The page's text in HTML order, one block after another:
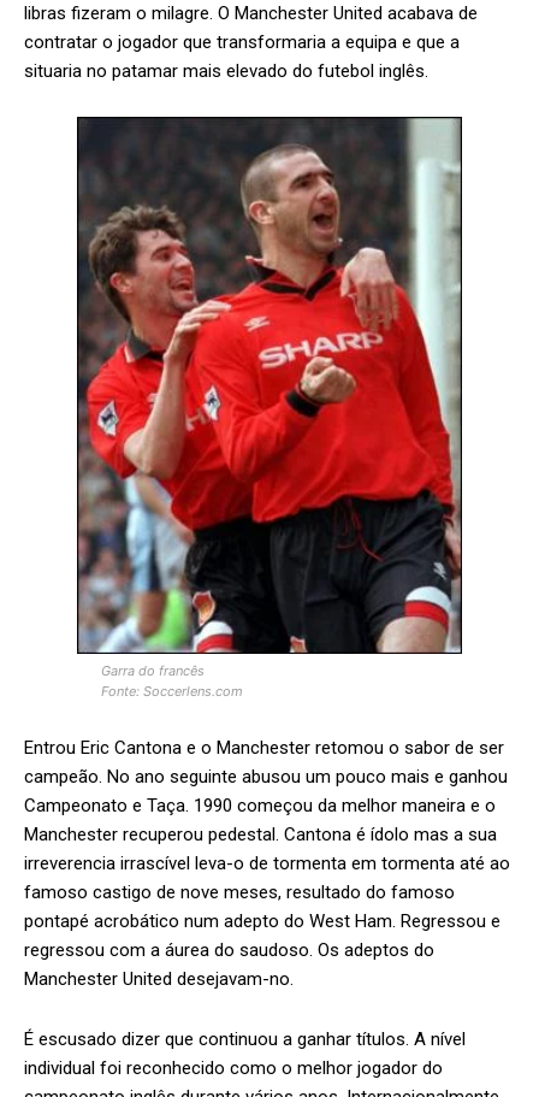
libras fizeram o milagre. O Manchester United acabava de
contratar o jogador que transformaria a equipa e que a
situaria no patamar mais elevado do futebol inglês.
Garra do francês
Fonte: Soccerlens.com
Entrou Eric Cantona e o Manchester retomou o sabor de ser
campeão. No ano seguinte abusou um pouco mais e ganhou
Campeonato e Taça. 1990 começou da melhor maneira e o
Manchester recuperou pedestal. Cantona é ídolo mas a sua
irreverencia irrascível leva-o de tormenta em tormenta até ao
famoso castigo de nove meses, resultado do famoso
pontapé acrobático num adepto do West Ham. Regressou e
regressou com a áurea do saudoso. Os adeptos do
Manchester United desejavam-no.
É escusado dizer que continuou a ganhar títulos. A nível
individual foi reconhecido como o melhor jogador do